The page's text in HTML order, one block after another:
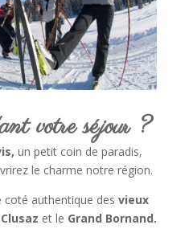
votre séjour ?
un petit coin de paradis,
le charme notre région.
coté authentique des vieux
Clusaz et le Grand Bornand.